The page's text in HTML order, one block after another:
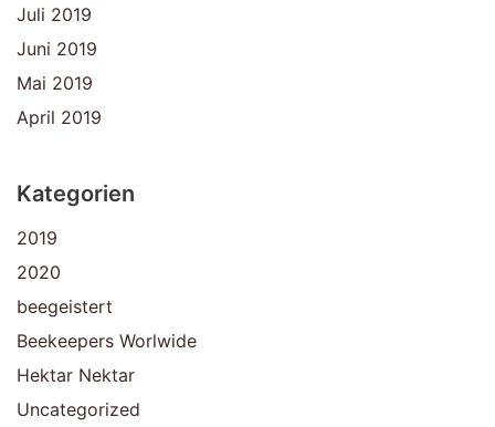
Juli 2019
Juni 2019
Mai 2019
April 2019
Kategorien
2019
2020
beegeistert
Beekeepers Worlwide
Hektar Nektar
Uncategorized